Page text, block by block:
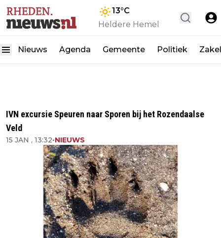
13°C
Heldere Hemel
Nieuws Agenda Gemeente Politiek
IVN excursie Speuren naar Sporen bij het Rozendaalse
Veld
15 JAN , 13:32•NIEUWS